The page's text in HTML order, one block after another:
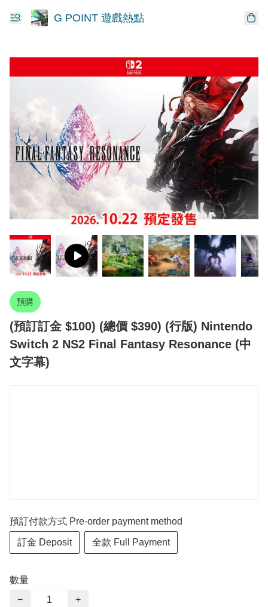
G POINT 遊戲熱點
預購
(預訂訂金 $100) (總價 $390) (行版) Nintendo
Switch 2 NS2 Final Fantasy Resonance (中
文字幕)
預訂付款方式 Pre-order payment method
訂金 Deposit 全款 Full Payment
數量
−
+